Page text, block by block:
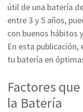
útil de una batería
entre 3 y 5 años,
con buenos hábitos
En esta
tu batería en
Factores
la Batería